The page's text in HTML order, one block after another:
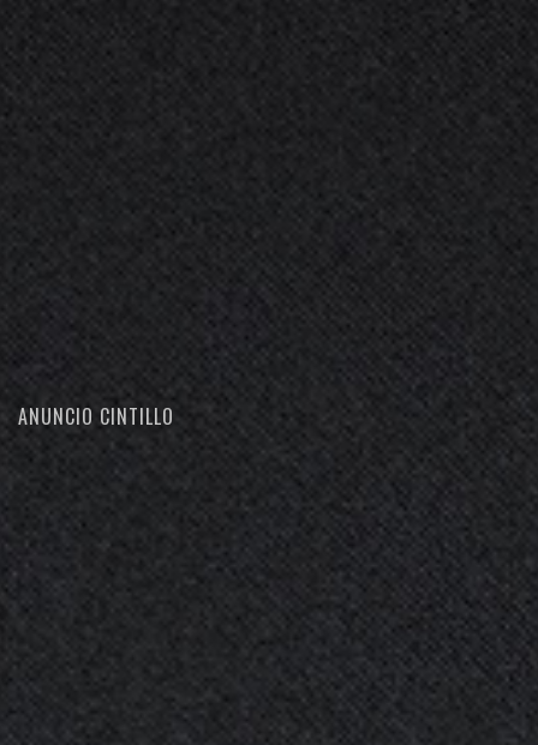
ANUNCIO CINTILLO